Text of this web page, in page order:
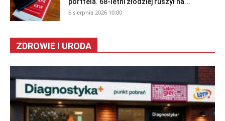
6 sierpnia 2026 10:00
ZDROWIE I URODA